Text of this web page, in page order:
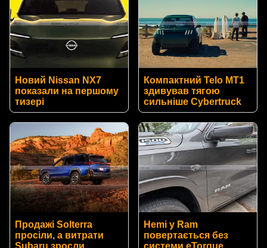
Новий Nissan NX7
показали на першому
тизері
Компактний Telo MT1
здивував тягою
сильніше Cybertruck
Продажі Solterra
просіли, а витрати
Hemi у Ram
повертається без